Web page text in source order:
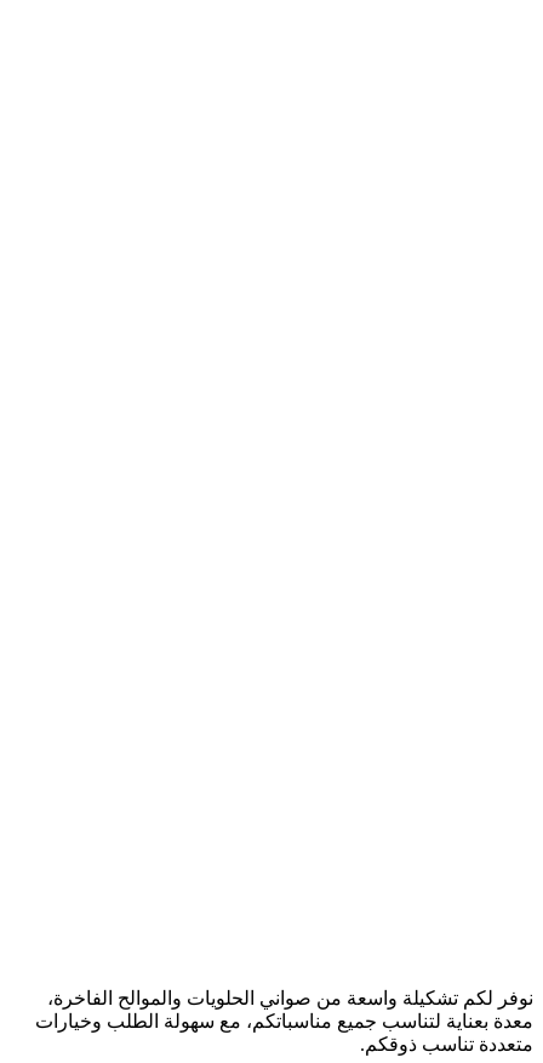
نوفر لكم تشكيلة واسعة من صواني الحلويات والموالح الفاخرة،
معدة بعناية لتناسب جميع مناسباتكم، مع سهولة الطلب وخيارات
متعددة تناسب ذوقكم.